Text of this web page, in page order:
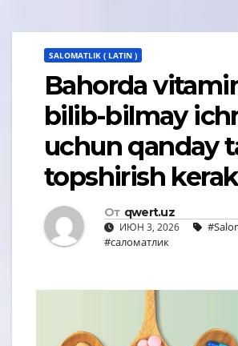
SALOMATLIK ( LATIN )
Bahorda
bilib-bilmay
uchun qanday
topshirish
От qwert.uz
ИЮН 3, 2026
#саломатлик